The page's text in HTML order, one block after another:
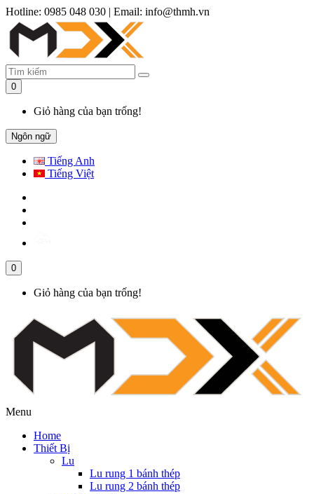
Hotline: 0985 048 030 | Email: info@thmh.vn
0
Giỏ hàng của bạn trống!
Ngôn ngữ
Tiếng Anh
Tiếng Việt
0
Giỏ hàng của bạn trống!
Menu
Home
Thiết Bị
Lu
Lu rung 1 bánh thép
Lu rung 2 bánh thép